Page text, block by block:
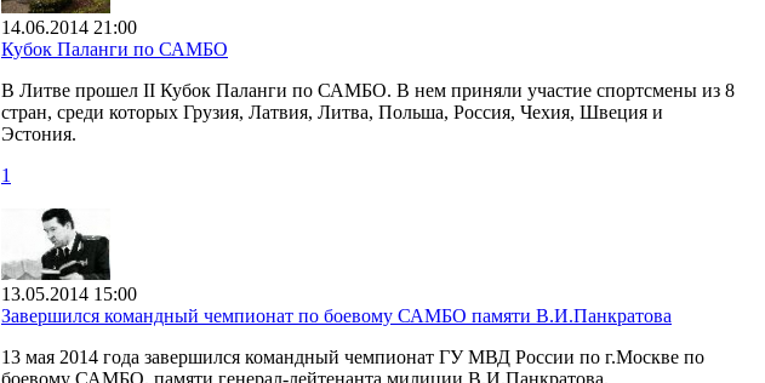
14.06.2014 21:00
Кубок Паланги по САМБО
В Литве прошел II Кубок Паланги по САМБО. В нем приняли участие спортсмены из 8
стран, среди которых Грузия, Латвия, Литва, Польша, Россия, Чехия, Швеция и
Эстония.
1
13.05.2014 15:00
Завершился командный чемпионат по боевому САМБО памяти В.И.Панкратова
13 мая 2014 года завершился командный чемпионат ГУ МВД России по г.Москве по
боевому САМБО, памяти генерал-лейтенанта милиции В.И.Панкратова.